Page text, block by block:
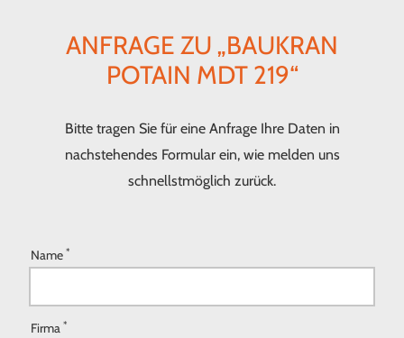
ANFRAGE ZU „BAUKRAN
POTAIN MDT 219“
Bitte tragen Sie für eine Anfrage Ihre Daten in
nachstehendes Formular ein, wie melden uns
schnellstmöglich zurück.
Name *
Firma *